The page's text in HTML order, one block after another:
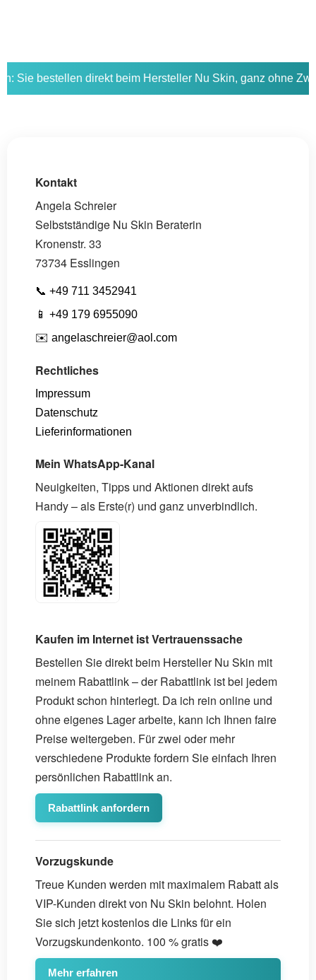
direkt beim Hersteller Nu Skin, ganz ohne
Kontakt
Angela Schreier
Selbstständige Nu Skin Beraterin
Kronenstr. 33
73734 Esslingen
📞 +49 711 3452941
📱 +49 179 6955090
✉️ angelaschreier@aol.com
Rechtliches
Impressum
Datenschutz
Lieferinformationen
Mein WhatsApp-Kanal
Neuigkeiten, Tipps und Aktionen direkt aufs
Handy – als Erste(r) und ganz unverbindlich.
Kaufen im Internet ist Vertrauenssache
Bestellen Sie direkt beim Hersteller Nu Skin mit
meinem Rabattlink – der Rabattlink ist bei jedem
Produkt schon hinterlegt. Da ich rein online und
ohne eigenes Lager arbeite, kann ich Ihnen faire
Preise weitergeben. Für zwei oder mehr
verschiedene Produkte fordern Sie einfach Ihren
persönlichen Rabattlink an.
Rabattlink anfordern
Vorzugskunde
Treue Kunden werden mit maximalem Rabatt als
VIP-Kunden direkt von Nu Skin belohnt. Holen
Sie sich jetzt kostenlos die Links für ein
Vorzugskundenkonto. 100 % gratis ❤️
Mehr erfahren